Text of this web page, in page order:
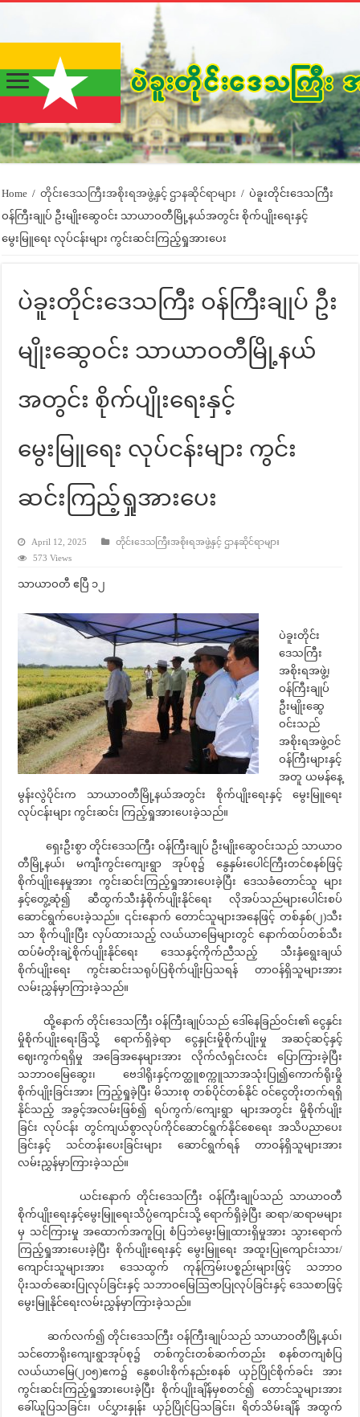
Home / တိုင်းဒေသကြီးအစိုးရအဖွဲ့နှင့် ဌာနဆိုင်ရာများ / ပဲခူးတိုင်းဒေသကြီး
ဝန်ကြီးချုပ် ဦးမျိုးဆွေဝင်း သာယာဝတီမြို့နယ်အတွင်း စိုက်ပျိုးရေးနှင့်
မွေးမြူရေး လုပ်ငန်းများ ကွင်းဆင်းကြည့်ရှုအားပေး
ပဲခူးတိုင်းဒေသကြီး ဝန်ကြီးချုပ် ဦး
မျိုးဆွေဝင်း သာယာဝတီမြို့နယ်
အတွင်း စိုက်ပျိုးရေးနှင့်
မွေးမြူရေး လုပ်ငန်းများ ကွင်း
ဆင်းကြည့်ရှုအားပေး
April 12, 2025
တိုင်းဒေသကြီးအစိုးရအဖွဲ့နှင့် ဌာနဆိုင်ရာများ
573 Views
သာယာဝတီ ဧပြီ ၁၂
ပဲခူးတိုင်း
ဒေသကြီး
အစိုးရအဖွဲ့၊
ဝန်ကြီးချုပ်
ဦးမျိုးဆွေ
ဝင်းသည်
အစိုးရအဖွဲ့ဝင်
ဝန်ကြီးများနှင့်
အတူ ယမန်နေ့
မွန်းလွဲပိုင်းက သာယာဝတီမြို့နယ်အတွင်း စိုက်ပျိုးရေးနှင့် မွေးမြူရေး
လုပ်ငန်းများ ကွင်းဆင်း ကြည့်ရှုအားပေးခဲ့သည်။
ရှေးဦးစွာ တိုင်းဒေသကြီး ဝန်ကြီးချုပ် ဦးမျိုးဆွေဝင်းသည် သာယာဝ
တီမြို့နယ်၊ မကျီးကွင်းကျေးရွာ အုပ်စု၌ နွေနှမ်းပေါင်ကြီးတင်စနစ်ဖြင့်
စိုက်ပျိုးနေမှုအား ကွင်းဆင်းကြည့်ရှုအားပေးခဲ့ပြီး ဒေသခံတောင်သူ များ
နှင့်တွေ့ဆုံ၍ ဆီထွက်သီးနှံစိုက်ပျိုးနိုင်ရေး လိုအပ်သည်များပေါင်းစပ်
ဆောင်ရွက်ပေးခဲ့သည်။ ၎င်းနောက် တောင်သူများအနေဖြင့် တစ်နှစ်(၂)သီး
သာ စိုက်ပျိုးပြီး လှပ်ထားသည့် လယ်ယာမြေများတွင် နောက်ထပ်တစ်သီး
ထပ်မံတိုးချဲ့စိုက်ပျိုးနိုင်ရေး ဒေသနှင့်ကိုက်ညီသည့် သီးနှံရွေးချယ်
စိုက်ပျိုးရေး ကွင်းဆင်းသရုပ်ပြစိုက်ပျိုးပြသရန် တာဝန်ရှိသူများအား
လမ်းညွှန်မှာကြားခဲ့သည်။
ထို့နောက် တိုင်းဒေသကြီး ဝန်ကြီးချုပ်သည် ဒေါ်နေခြည်ဝင်း၏ ငွေနှင်း
မှိုစိုက်ပျိုးရေးခြံသို့ ရောက်ရှိခဲ့ရာ ငွေနှုင်းမှိုစိုက်ပျိုးမှု အဆင့်ဆင့်နှင့်
ဈေးကွက်ရရှိမှု အခြေအနေများအား လိုက်လံရှင်းလင်း ပြောကြားခဲ့ပြီး
သဘာဝမြေဆွေး၊ ဗေဒါရိုးနှင့်ကတ္ထူစက္ကူသာအသုံးပြု၍ကောက်ရိုးမှို
စိုက်ပျိုးခြင်းအား ကြည့်ရှုခဲ့ပြီး မိသားစု တစ်ပိုင်တစ်နိုင် ဝင်ငွေတိုးတက်ရရှိ
နိုင်သည့် အခွင့်အလမ်းဖြစ်၍ ရပ်ကွက်/ကျေးရွာ များအတွင်း မှိုစိုက်ပျိုး
ခြင်း လုပ်ငန်း တွင်ကျယ်စွာလုပ်ကိုင်ဆောင်ရွက်နိုင်စေရေး အသိပညာပေး
ခြင်းနှင့် သင်တန်းပေးခြင်းများ ဆောင်ရွက်ရန် တာဝန်ရှိသူများအား
လမ်းညွှန်မှာကြားခဲ့သည်။
ယင်းနောက် တိုင်းဒေသကြီး ဝန်ကြီးချုပ်သည် သာယာဝတီ
စိုက်ပျိုးရေးနှင့်မွေးမြူရေးသိပ္ပံကျောင်းသို့ ရောက်ရှိခဲ့ပြီး ဆရာ/ဆရာမများ
မှ သင်ကြားမှု အထောက်အကူပြု စံပြဘဲမွေးမြူထားရှိမှုအား သွားရောက်
ကြည့်ရှုအားပေးခဲ့ပြီး စိုက်ပျိုးရေးနှင့် မွေးမြူရေး အထူးပြုကျောင်းသား/
ကျောင်းသူများအား ဒေသထွက် ကုန်ကြမ်းပစ္စည်းများဖြင့် သဘာဝ
ပိုးသတ်ဆေးပြုလုပ်ခြင်းနှင့် သဘာဝမြေဩဇာပြုလုပ်ခြင်းနှင့် ဒေသစာဖြင့်
မွေးမြူနိုင်ရေးလမ်းညွှန်မှာကြားခဲ့သည်။
ဆက်လက်၍ တိုင်းဒေသကြီး ဝန်ကြီးချုပ်သည် သာယာဝတီမြို့နယ်၊
သင်တောရိုးကျေးရွာအုပ်စု၌ တစ်ကွင်းတစ်ဆက်တည်း စနစ်တကျစံပြ
လယ်ယာမြေ(၂၀၅)ဧက၌ နွေစပါးစိုက်နည်းစနစ် ယှဉ်ပြိုင်စိုက်ခင်း အား
ကွင်းဆင်းကြည့်ရှုအားပေးခဲ့ပြီး စိုက်ပျိုးချိန်မှစတင်၍ တောင်သူများအား
ခေါ်ယူပြသခြင်း၊ ပင်ပွှားနှုန်း ယှဉ်ပြိုင်ပြသခြင်း၊ ရိတ်သိမ်းချိန် အထွက်